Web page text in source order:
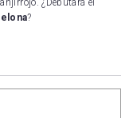
?